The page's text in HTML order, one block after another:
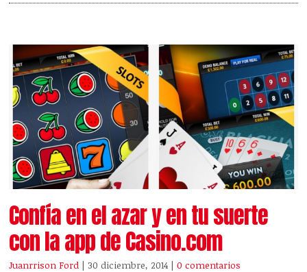
Confía en el azar y en tu suerte
con la app de Casino.com
Juanrrison Ford | 30 diciembre, 2014 |0 comentarios